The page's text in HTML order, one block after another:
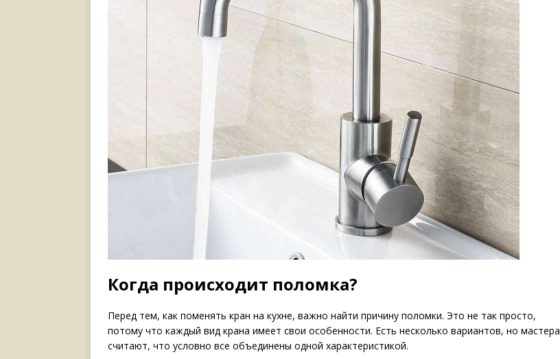
Когда происходит поломка?
Перед тем, как поменять кран на кухне, важно найти причину поломки. Это не так просто,
потому что каждый вид крана имеет свои особенности. Есть несколько вариантов, но мастера
считают, что условно все объединены одной характеристикой.